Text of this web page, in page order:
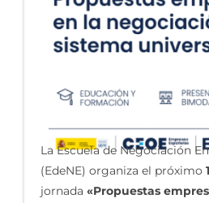
La Escuela de Negociación
(EdeNE) organiza el próximo
jornada «Propuestas